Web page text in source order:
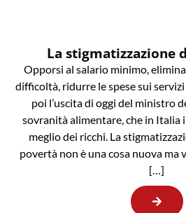
La stigmatizzazione
Opporsi al salario minimo,
difficoltà, ridurre le spese sui
poi l’uscita di oggi del ministro
sovranità alimentare, che in Italia
meglio dei ricchi. La
povertà non è una cosa nuova ma
[…]